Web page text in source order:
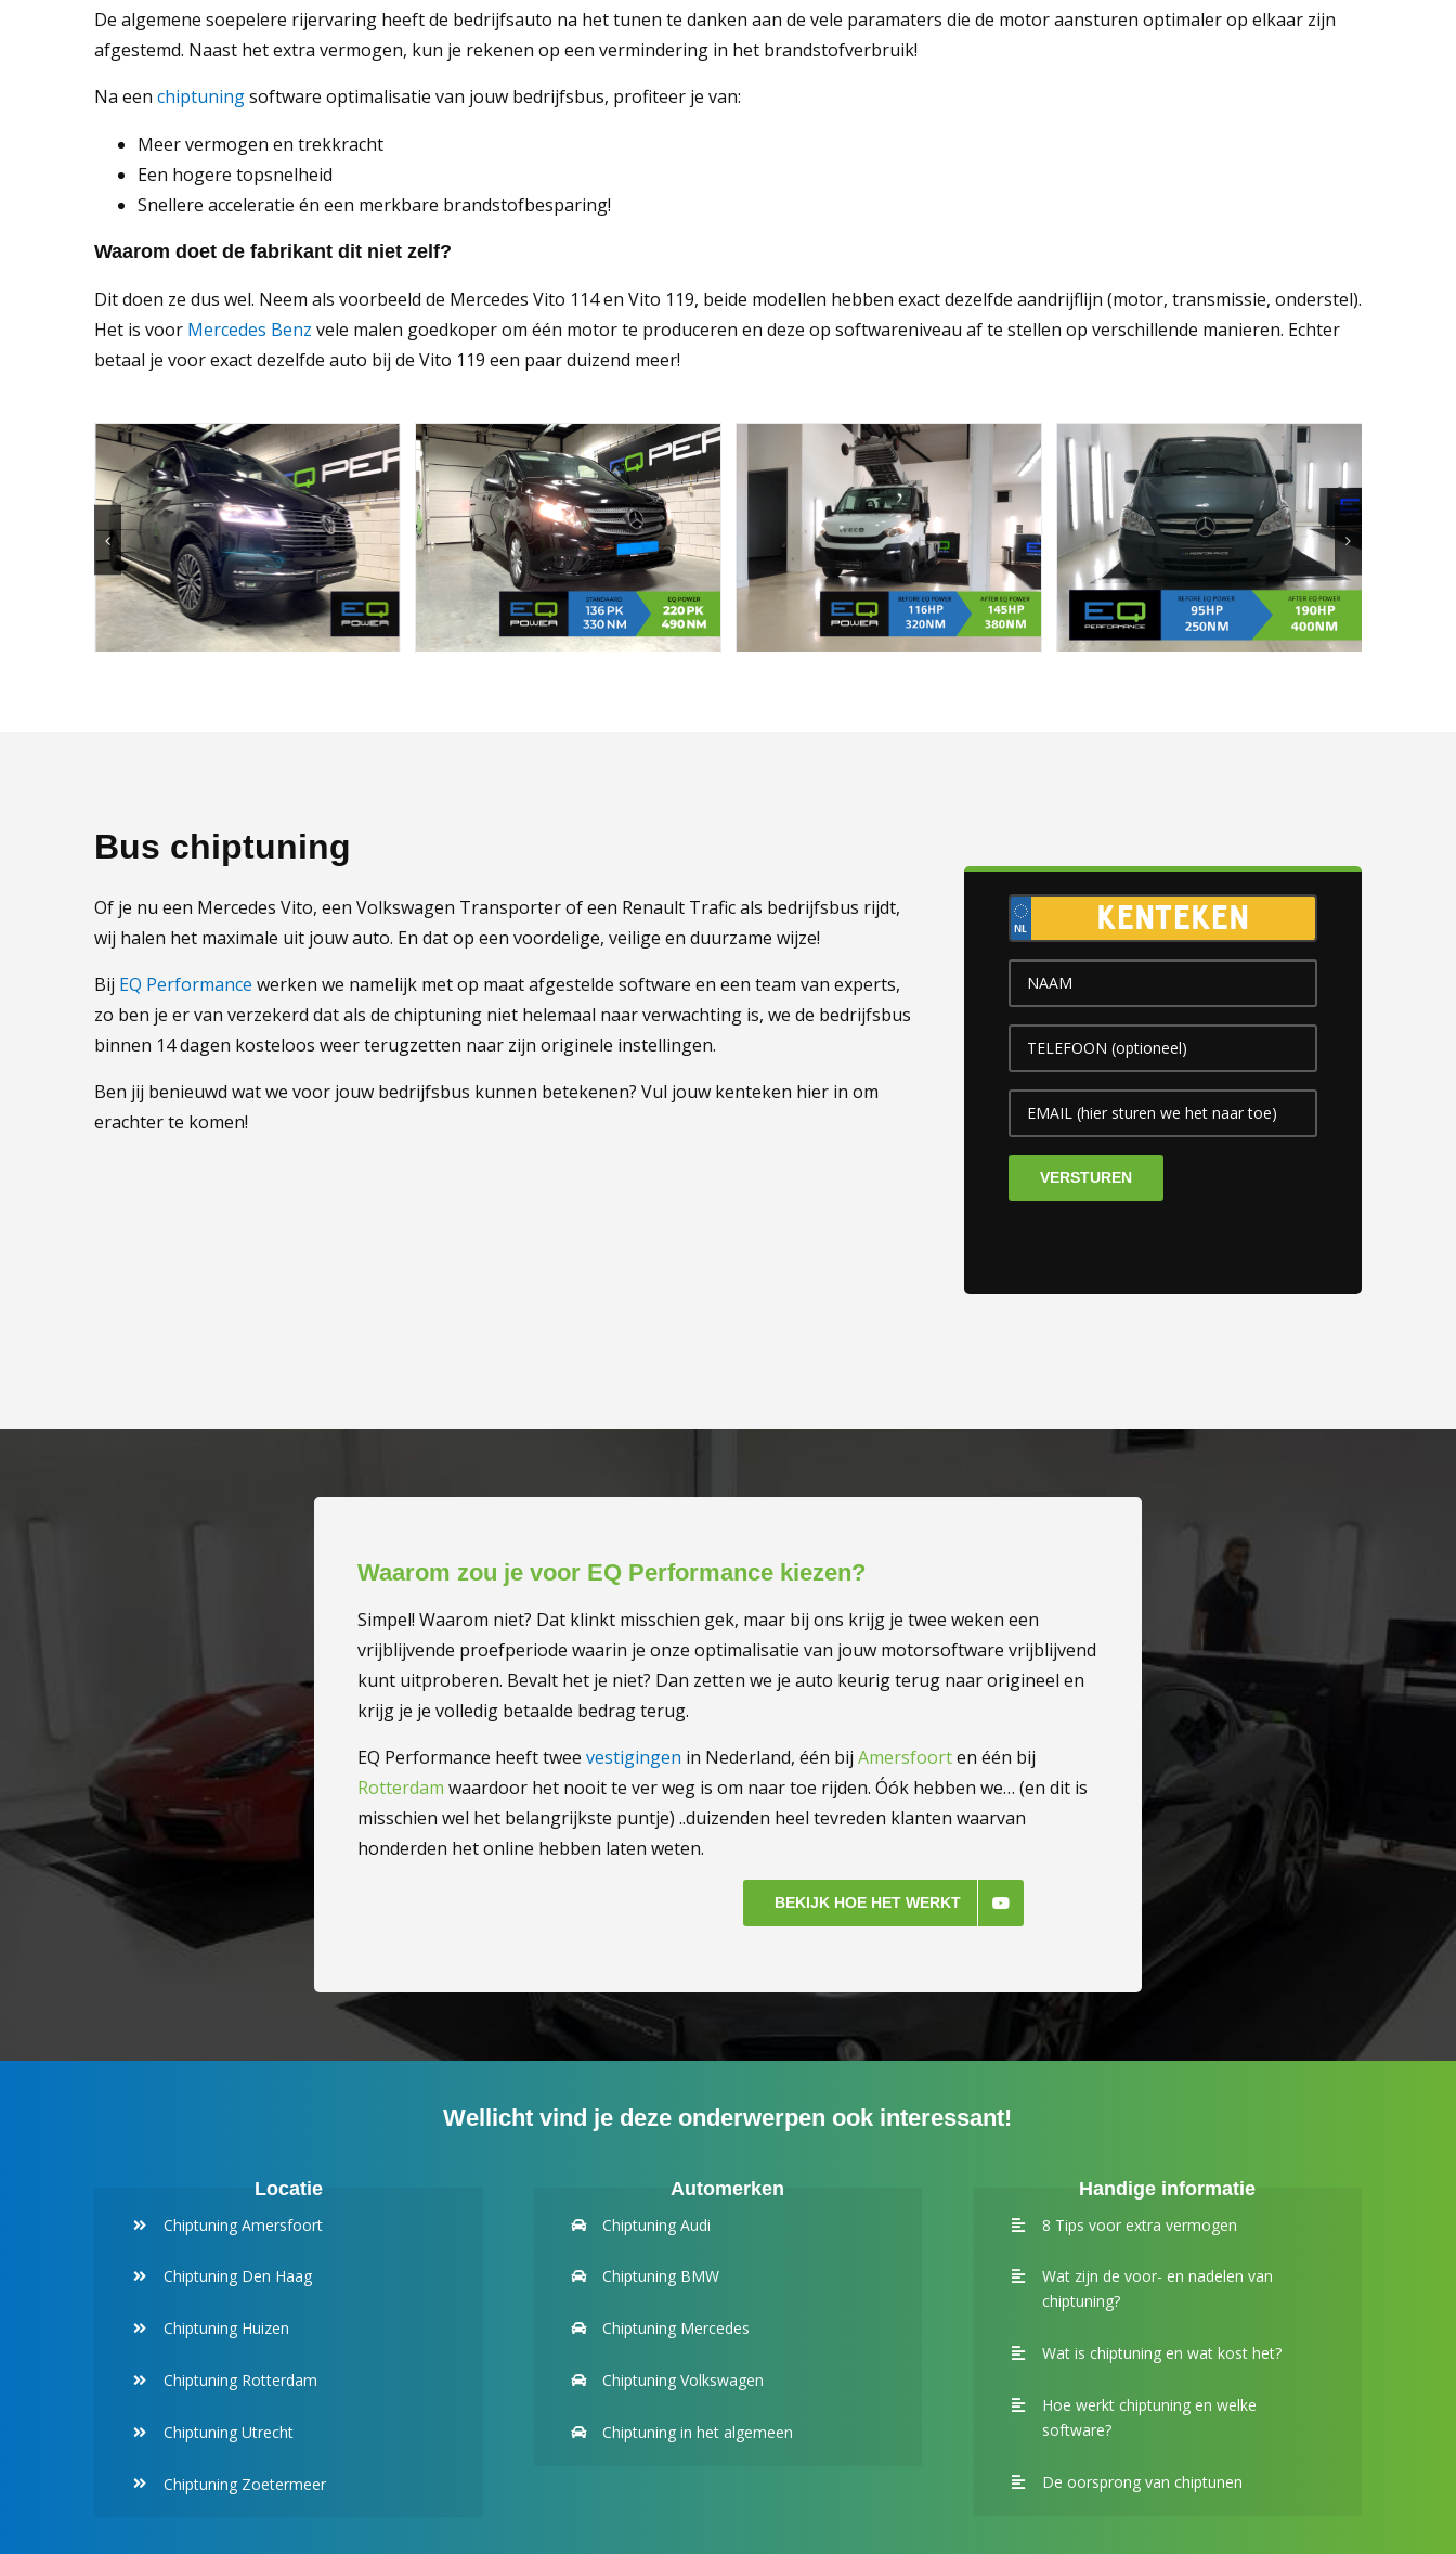
De algemene soepelere rijervaring heeft de bedrijfsauto na het tunen te danken aan de vele paramaters die de motor aansturen optimaler op elkaar zijn
afgestemd. Naast het extra vermogen, kun je rekenen op een vermindering in het brandstofverbruik!
Na een chiptuningsoftware optimalisatie van jouw bedrijfsbus, profiteer je van:
Meer vermogen en trekkracht
Een hogere topsnelheid
Snellere acceleratie én een merkbare brandstofbesparing!
Waarom doet de fabrikant dit niet zelf?
Dit doen ze dus wel. Neem als voorbeeld de Mercedes Vito 114 en Vito 119, beide modellen hebben exact dezelfde aandrijflijn (motor, transmissie, onderstel).
Het is voor Mercedes Benz vele malen goedkoper om één motor te produceren en deze op softwareniveau af te stellen op verschillende manieren. Echter
betaal je voor exact dezelfde auto bij de Vito 119 een paar duizend meer!
Bus chiptuning
Of je nu een Mercedes Vito, een Volkswagen Transporter of een Renault Trafic als bedrijfsbus rijdt,
wij halen het maximale uit jouw auto. En dat op een voordelige, veilige en duurzame wijze!
Bij EQ Performance werken we namelijk met op maat afgestelde software en een team van experts,
zo ben je er van verzekerd dat als de chiptuning niet helemaal naar verwachting is, we de bedrijfsbus
binnen 14 dagen kosteloos weer terugzetten naar zijn originele instellingen.
Ben jij benieuwd wat we voor jouw bedrijfsbus kunnen betekenen? Vul jouw kenteken hier in om
erachter te komen!
Kenteken
(Vereist)
Naam
(Vereist)
Telefoon
mailadres
Waarom zou je voor EQ Performance kiezen?
Simpel! Waarom niet? Dat klinkt misschien gek, maar bij ons krijg je twee weken een
vrijblijvende proefperiode waarin je onze optimalisatie van jouw motorsoftware vrijblijvend
kunt uitproberen. Bevalt het je niet? Dan zetten we je auto keurig terug naar origineel en
krijg je je volledig betaalde bedrag terug.
EQ Performance heeft tweevestigingen in Nederland, één bijAmersfoorten één bij
Rotterdam waardoor het nooit te ver weg is om naar toe rijden. Óók hebben we… (en dit is
misschien wel het belangrijkste puntje) ..duizenden heel tevreden klanten waarvan
honderden het online hebben laten weten.
BEKIJK HOE HET WERKT
Wellicht vind je deze onderwerpen ook interessant!
Locatie
Chiptuning Amersfoort
Chiptuning Den Haag
Chiptuning Huizen
Chiptuning Rotterdam
Chiptuning Utrecht
Chiptuning Zoetermeer
Automerken
Chiptuning Audi
Chiptuning BMW
Chiptuning Mercedes
Chiptuning Volkswagen
Chiptuning in het algemeen
Handige informatie
8 Tips voor extra vermogen
Wat zijn de voor- en nadelen van
chiptuning?
Wat is chiptuning en wat kost het?
Hoe werkt chiptuning en welke
software?
De oorsprong van chiptunen